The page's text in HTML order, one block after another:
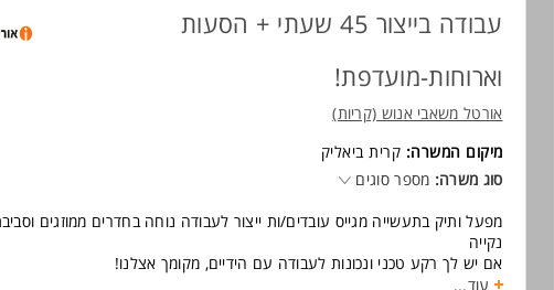
עבודה בייצור 45 שעתי + הסעות
וארוחות-מועדפת!
אורטל משאבי אנוש (קריות)
מיקום המשרה: קרית ביאליק
סוג משרה: מספר סוגים
מפעל ותיק בתעשייה מגייס עובדים/ות ייצור לעבודה נוחה בחדרים ממוזגים
נקייה
אם יש לך רקע טכני ונכונות לעבודה עם הידיים, מקומך אצלנו!
* משרה מלאה במשמרות - בוקר / צהריים / לילה
עוד...